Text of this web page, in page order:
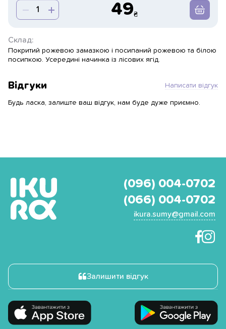
49
Склад:
Покритий рожевою замазкою і посипаний рожевою та білою
посипкою. Усередині начинка із лісових ягід.
Відгуки Написати відгук
Будь ласка, залиште ваш відгук, нам буде дуже приємно.
(096) 004-0702
(066) 004-0702
ikura.sumy@gmail.com
Залишити відгук